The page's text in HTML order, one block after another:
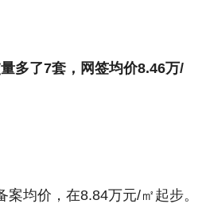
多了7套， 网签均价8.46万/
案均价，在8.84万元/㎡起步。